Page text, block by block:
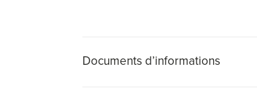
Documents d’informations